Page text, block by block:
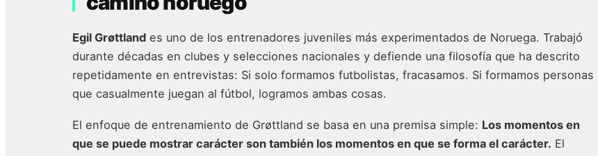
Egil Grøttland es uno de los entrenadores juveniles más experimentados de Noruega. Trabajó
durante décadas en clubes y selecciones nacionales y defiende una filosofía que ha descrito
repetidamente en entrevistas: Si solo formamos futbolistas, fracasamos. Si formamos personas
que casualmente juegan al fútbol, logramos ambas cosas.
El enfoque de entrenamiento de Grøttland se basa en una premisa simple: Los momentos en
que se puede mostrar carácter son también los momentos en que se forma el carácter. El